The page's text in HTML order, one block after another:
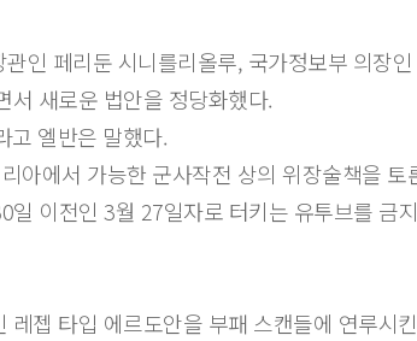
인 페리둔 시니를리올루, 국가정보부 의장
서 새로운 법안을 정당화했다.
고 엘반은 말했다.
아에서 가능한 군사작전 상의 위장술책을
이전인 3월 27일자로 터키는 유투브를 금
젭 타입 에르도안을 부패 스캔들에 연루시